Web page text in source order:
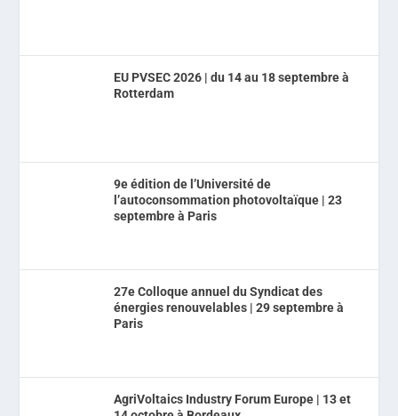
EU PVSEC 2026 | du 14 au 18 septembre à
Rotterdam
9e édition de l’Université de
l’autoconsommation photovoltaïque | 23
septembre à Paris
27e Colloque annuel du Syndicat des
énergies renouvelables | 29 septembre à
Paris
AgriVoltaics Industry Forum Europe | 13 et